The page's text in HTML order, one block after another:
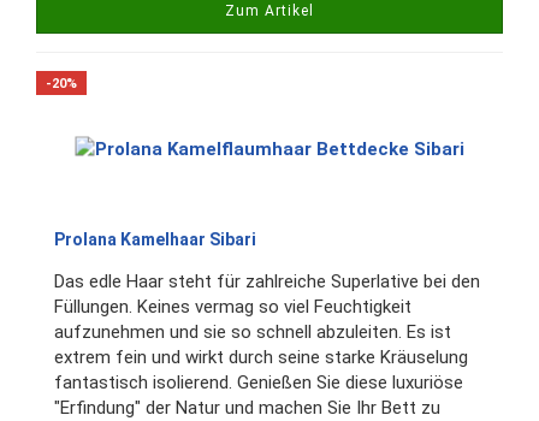
Zum Artikel
-20%
Prolana Kamelhaar Sibari
Das edle Haar steht für zahlreiche Superlative bei den
Füllungen. Keines vermag so viel Feuchtigkeit
aufzunehmen und sie so schnell abzuleiten. Es ist
extrem fein und wirkt durch seine starke Kräuselung
fantastisch isolierend. Genießen Sie diese luxuriöse
"Erfindung" der Natur und machen Sie Ihr Bett zu